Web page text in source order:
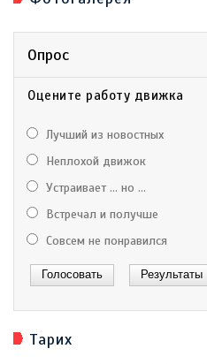
Опрос
Оцените работу движка
Лучший из новостных
Неплохой движок
Устраивает ... но ...
Встречал и получше
Совсем не понравился
Тарих